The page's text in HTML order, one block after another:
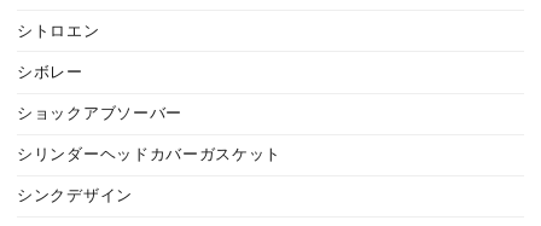
シトロエン
シボレー
ショックアブソーバー
シリンダーヘッドカバーガスケット
シンクデザイン